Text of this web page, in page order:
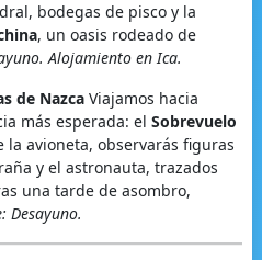
bodegas de pisco y la
, un oasis rodeado de
Alojamiento en Ica.
de NazcaViajamos hacia
más esperada: el Sobrevuelo
la avioneta, observarás figuras
y el astronauta, trazados
una tarde de asombro,
Desayuno.